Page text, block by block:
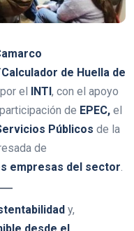
de Huella de
el INTI, con el apoyo
de EPEC, el
Públicos de la
de
empresas del sector
y,